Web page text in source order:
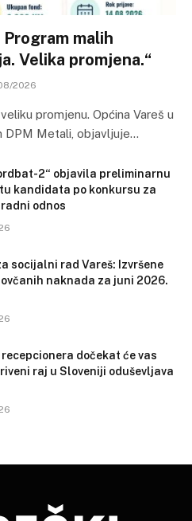
malih
Velika promjena.“
2026
promjenu. Općina Vareš u
DPM Metali, objavljuje…
2“ objavila preliminarnu
kandidata po konkursu za
odnos
socijalni rad Vareš: Izvršene
naknada za juni 2026.
recepcionera dočekat će vas
raj u Sloveniji oduševljava